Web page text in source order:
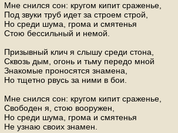
Мне снился сон: кругом кипит сраженье,
Под звуки труб идет за строем строй,
Но среди шума, грома и смятенья
Стою бессильный и немой.
Призывный клич я слышу среди стона,
Сквозь дым, огонь и тьму передо мной
Знакомые проносятся знамена,
Но тщетно рвусь за ними в бои.
Мне снился сон: кругом кипит сраженье,
Свободен я, стою вооружен,
Но среди шума, грома и смятенья
Не узнаю своих знамен.